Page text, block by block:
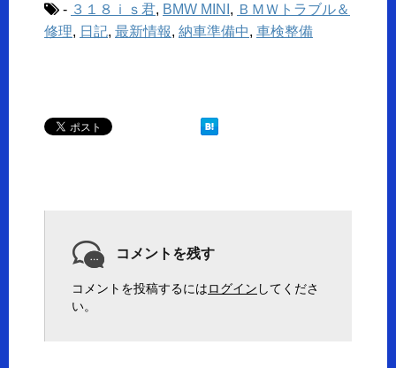
- ３１８ｉｓ君, BMW MINI , ＢＭＷトラブル＆
修理, 日記, 最新情報, 納車準備中, 車検整備
コメントを残す
コメントを投稿するにはログイン してくださ
い。